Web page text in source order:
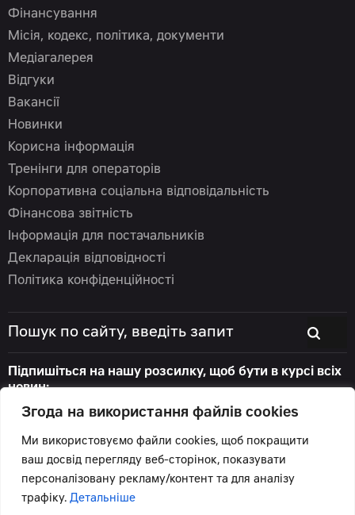
Згода на використання файлів cookies
Ми використовуємо файли cookies, щоб покращити
ваш досвід перегляду веб-сторінок, показувати
персоналізовану рекламу/контент та для аналізу
трафіку. Детальніше
Фінансування
Місія, кодекс, політика, документи
Медіагалерея
Відгуки
Вакансії
Новинки
Корисна інформація
Тренінги для операторів
Корпоративна соціальна відповідальність
Фінансова звітність
Інформація для постачальників
Декларація відповідності
Політика конфіденційності
Підпишіться на нашу розсилку, щоб бути в курсі всіх
новин:
Всі права захищені.
Підтримка сайту -